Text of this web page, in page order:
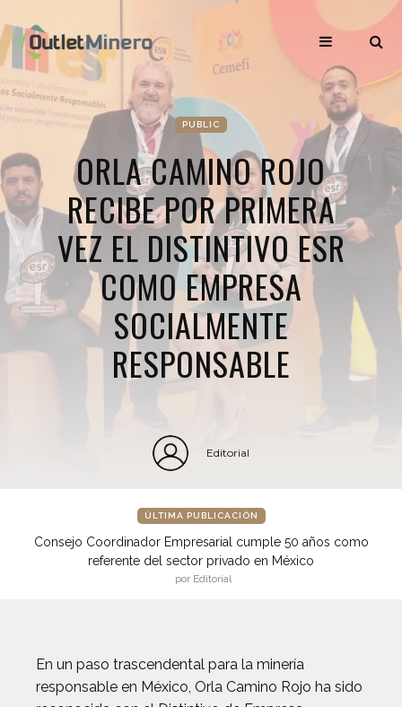
PUBLIC
ORLA CAMINO ROJO
RECIBE POR PRIMERA
VEZ EL DISTINTIVO ESR
COMO EMPRESA
SOCIALMENTE
RESPONSABLE
Editorial
ÚLTIMA PUBLICACIÓN
Consejo Coordinador Empresarial cumple 50 años como
referente del sector privado en México
por Editorial
En un paso trascendental para la minería
responsable en México, Orla Camino Rojo ha sido